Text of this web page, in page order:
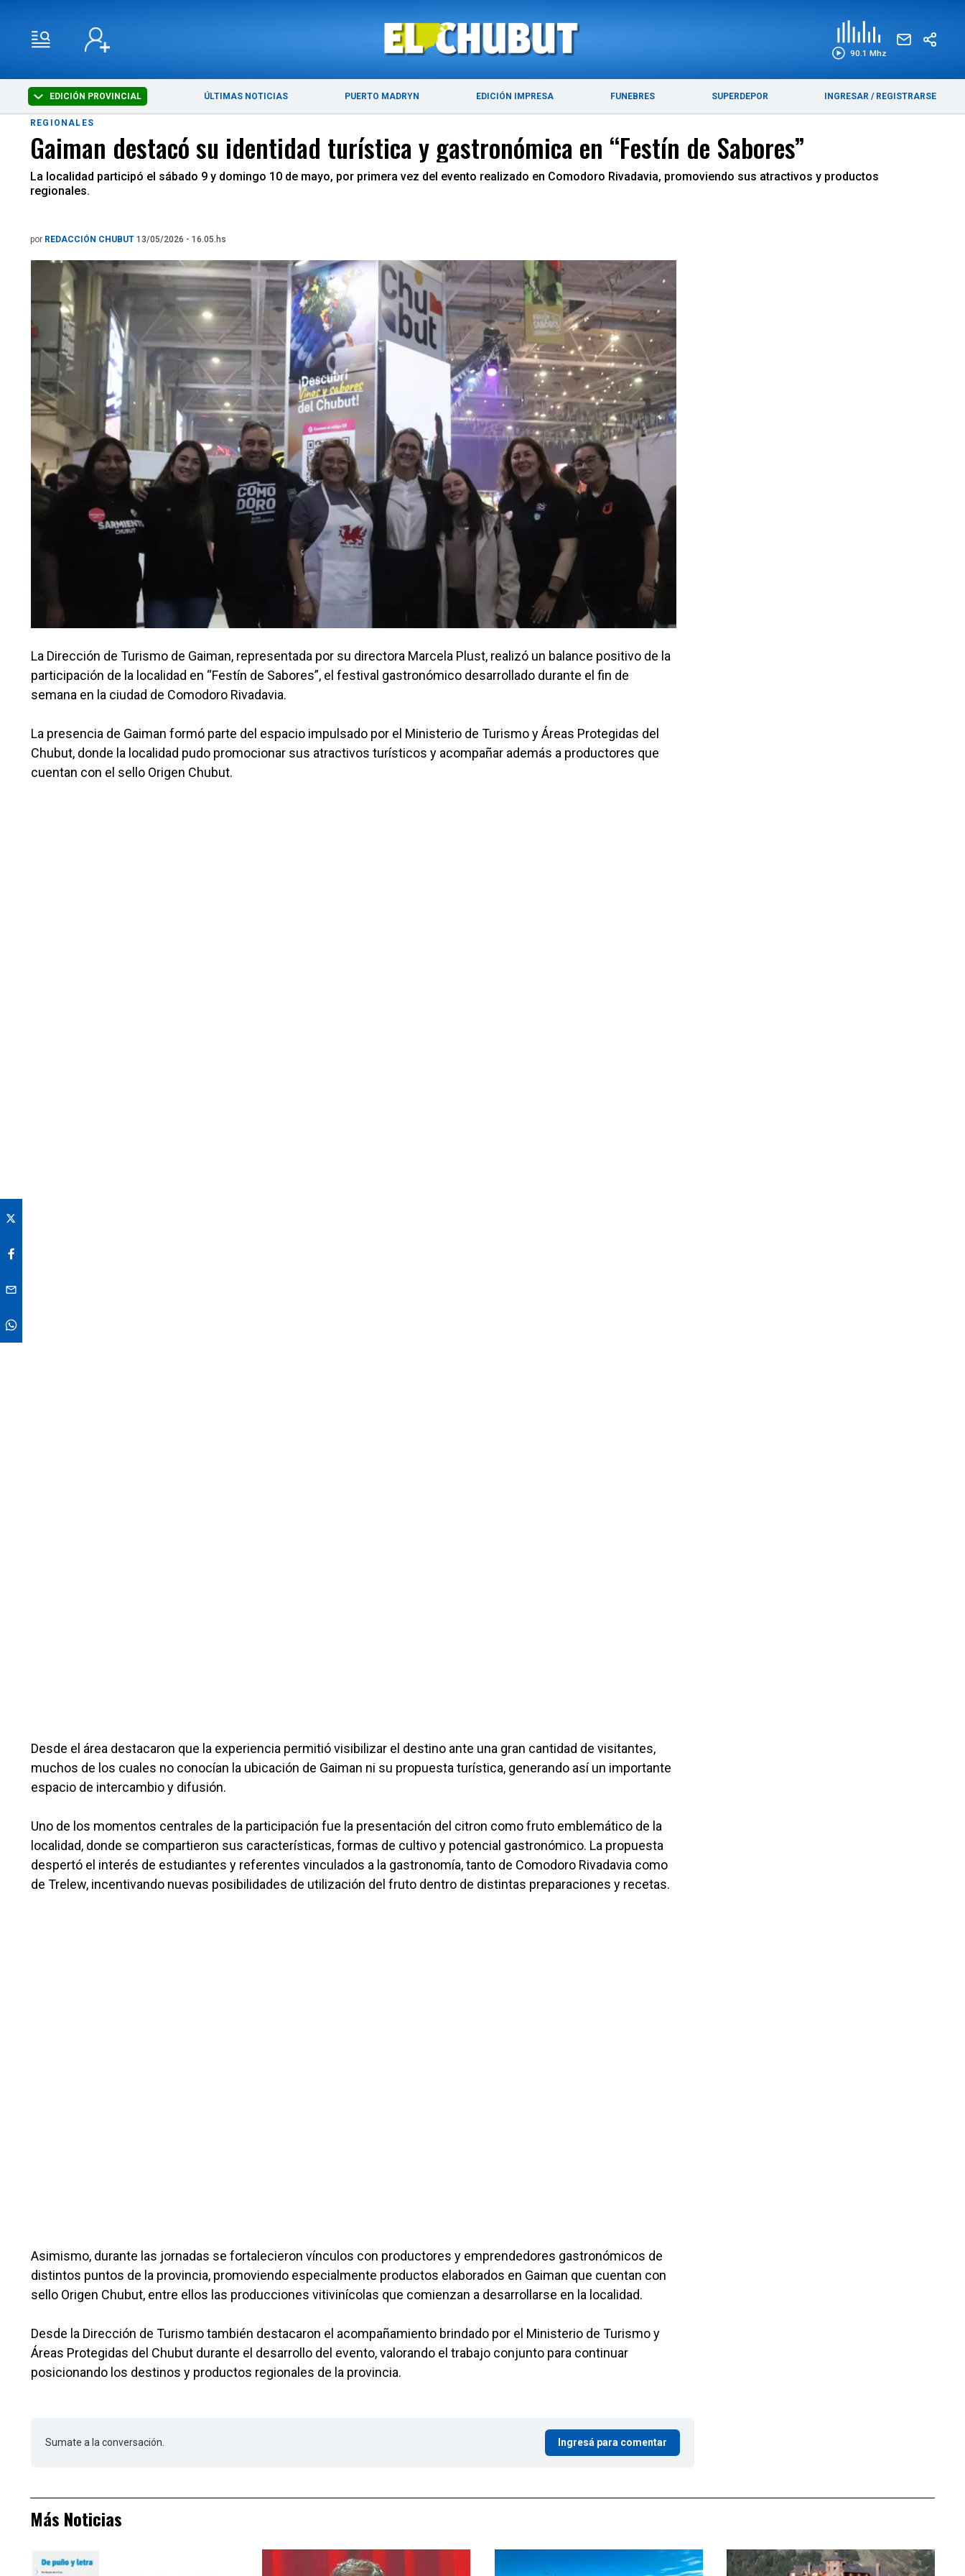
90.1 Mhz
EDICIÓN PROVINCIAL ÚLTIMAS NOTICIAS PUERTO MADRYN EDICIÓN IMPRESA FUNEBRES SUPERDEPOR INGRESAR / REGISTRARSE
ÚLTIMAS NOTICIAS PUERTO MADRYN
REGIONALES
Gaiman destacó su identidad turística y gastronómica en “Festín de Sabores”
La localidad participó el sábado 9 y domingo 10 de mayo, por primera vez del evento realizado en Comodoro Rivadavia, promoviendo sus atractivos y productos
regionales.
por REDACCIÓN CHUBUT 13/05/2026 - 16.05.hs
La Dirección de Turismo de Gaiman, representada por su directora Marcela Plust, realizó un balance positivo de la
participación de la localidad en “Festín de Sabores”, el festival gastronómico desarrollado durante el fin de
semana en la ciudad de Comodoro Rivadavia.
La presencia de Gaiman formó parte del espacio impulsado por el Ministerio de Turismo y Áreas Protegidas del
Chubut, donde la localidad pudo promocionar sus atractivos turísticos y acompañar además a productores que
cuentan con el sello Origen Chubut.
Desde el área destacaron que la experiencia permitió visibilizar el destino ante una gran cantidad de visitantes,
muchos de los cuales no conocían la ubicación de Gaiman ni su propuesta turística, generando así un importante
espacio de intercambio y difusión.
Uno de los momentos centrales de la participación fue la presentación del citron como fruto emblemático de la
localidad, donde se compartieron sus características, formas de cultivo y potencial gastronómico. La propuesta
despertó el interés de estudiantes y referentes vinculados a la gastronomía, tanto de Comodoro Rivadavia como
de Trelew, incentivando nuevas posibilidades de utilización del fruto dentro de distintas preparaciones y recetas.
Asimismo, durante las jornadas se fortalecieron vínculos con productores y emprendedores gastronómicos de
distintos puntos de la provincia, promoviendo especialmente productos elaborados en Gaiman que cuentan con
sello Origen Chubut, entre ellos las producciones vitivinícolas que comienzan a desarrollarse en la localidad.
Desde la Dirección de Turismo también destacaron el acompañamiento brindado por el Ministerio de Turismo y
Áreas Protegidas del Chubut durante el desarrollo del evento, valorando el trabajo conjunto para continuar
posicionando los destinos y productos regionales de la provincia.
Sumate a la conversación. Ingresá para comentar
Más Noticias